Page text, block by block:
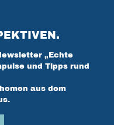
„Echte
und Tipps rund
aus dem